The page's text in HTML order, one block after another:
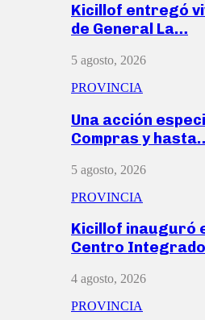
Kicillof entregó
de General La…
5 agosto, 2026
PROVINCIA
Una acción
Compras y
5 agosto, 2026
PROVINCIA
Kicillof inauguró
Centro
4 agosto, 2026
PROVINCIA